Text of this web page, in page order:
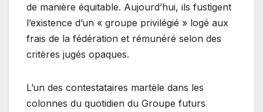
de manière équitable. Aujourd’hui, ils fustigent
l’existence d’un « groupe privilégié » logé aux
frais de la fédération et rémunéré selon des
critères jugés opaques.
L’un des contestataires martèle dans les
colonnes du quotidien du Groupe futurs